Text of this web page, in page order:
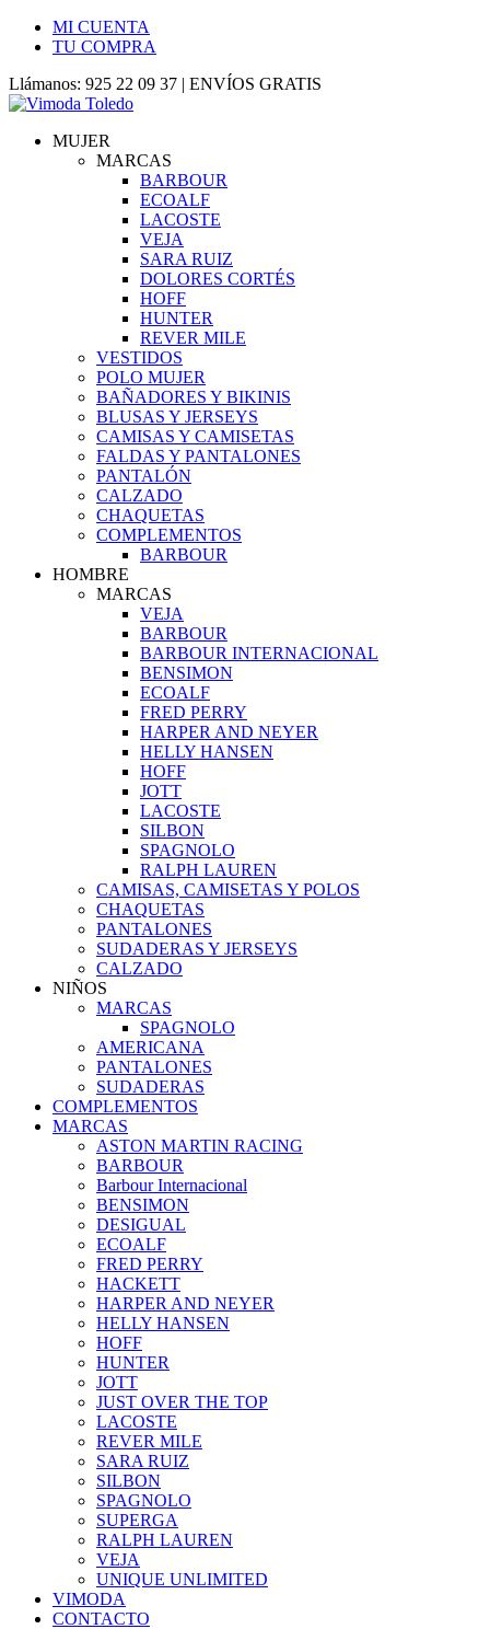
MI CUENTA
TU COMPRA
Llámanos: 925 22 09 37 | ENVÍOS GRATIS
MUJER
MARCAS
BARBOUR
ECOALF
LACOSTE
VEJA
SARA RUIZ
DOLORES CORTÉS
HOFF
HUNTER
REVER MILE
VESTIDOS
POLO MUJER
BAÑADORES Y BIKINIS
BLUSAS Y JERSEYS
CAMISAS Y CAMISETAS
FALDAS Y PANTALONES
PANTALÓN
CALZADO
CHAQUETAS
COMPLEMENTOS
BARBOUR
HOMBRE
MARCAS
VEJA
BARBOUR
BARBOUR INTERNACIONAL
BENSIMON
ECOALF
FRED PERRY
HARPER AND NEYER
HELLY HANSEN
HOFF
JOTT
LACOSTE
SILBON
SPAGNOLO
RALPH LAUREN
CAMISAS, CAMISETAS Y POLOS
CHAQUETAS
PANTALONES
SUDADERAS Y JERSEYS
CALZADO
NIÑOS
MARCAS
SPAGNOLO
AMERICANA
PANTALONES
SUDADERAS
COMPLEMENTOS
MARCAS
ASTON MARTIN RACING
BARBOUR
Barbour Internacional
BENSIMON
DESIGUAL
ECOALF
FRED PERRY
HACKETT
HARPER AND NEYER
HELLY HANSEN
HOFF
HUNTER
JOTT
JUST OVER THE TOP
LACOSTE
REVER MILE
SARA RUIZ
SILBON
SPAGNOLO
SUPERGA
RALPH LAUREN
VEJA
UNIQUE UNLIMITED
VIMODA
CONTACTO